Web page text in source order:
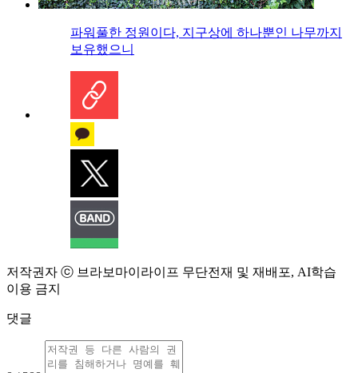
파워풀한 정원이다, 지구상에 하나뿐인 나무까지
보유했으니
저작권자 ⓒ 브라보마이라이프 무단전재 및 재배포, AI학습
이용 금지
댓글